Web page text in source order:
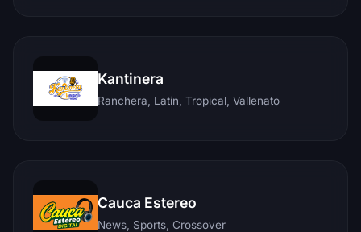
Kantinera
Ranchera, Latin, Tropical, Vallenato
Cauca Estereo
News, Sports, Crossover